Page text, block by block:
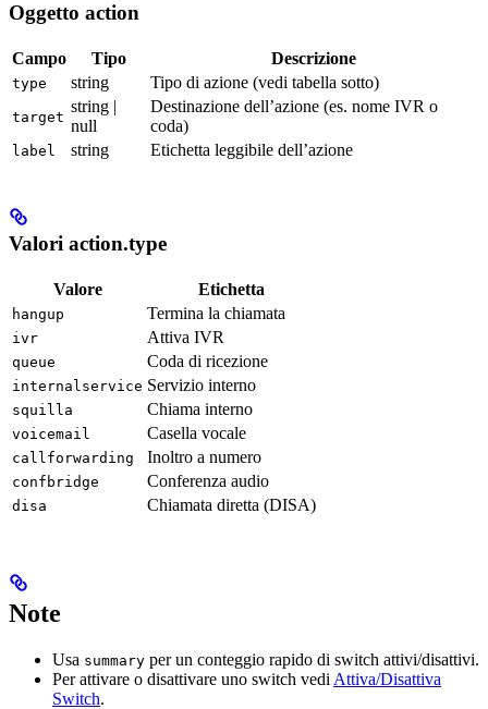
Oggetto action
Campo Tipo Descrizione
type string Tipo di azione (vedi tabella sotto)
target
string |
null
Destinazione dell’azione (es. nome IVR o
coda)
label string Etichetta leggibile dell’azione
Valori action.type
Valore Etichetta
hangup Termina la chiamata
ivr Attiva IVR
queue Coda di ricezione
internalservice Servizio interno
squilla Chiama interno
voicemail Casella vocale
callforwarding Inoltro a numero
confbridge Conferenza audio
disa Chiamata diretta (DISA)
Note
Usa summary per un conteggio rapido di switch attivi/disattivi.
Per attivare o disattivare uno switch vedi Attiva/Disattiva
Switch.